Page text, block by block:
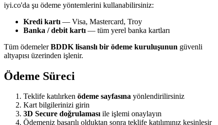
iyi.co'da şu ödeme yöntemlerini kullanabilirsiniz:
Kredi kartı — Visa, Mastercard, Troy
Banka / debit kartı — tüm yerel banka kartları
Tüm ödemelerBDDK lisanslı bir ödeme kuruluşunun güvenli
altyapısı üzerinden işlenir.
Ödeme Süreci
Teklife katılırken ödeme sayfasına yönlendirilirsiniz
Kart bilgilerinizi girin
3D Secure doğrulamasıile işlemi onaylayın
Ödemeniz başarılı olduktan sonra teklife katılımınız kesinleşir